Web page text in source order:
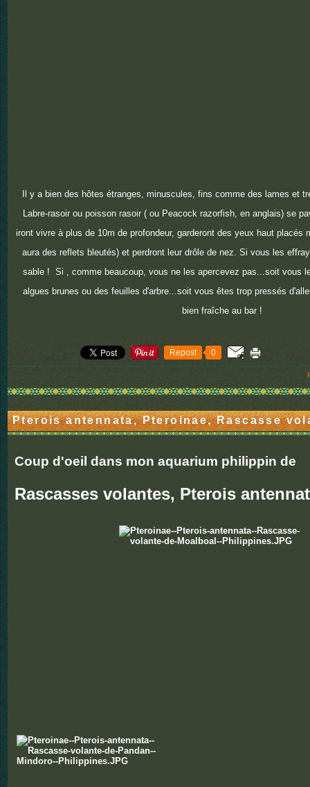
Il y a bien des hôtes étranges, minuscules, fins comme des lames et
Labre-rasoir ou poisson rasoir ( ou Peacock razorfish, en anglais) se
iront vivre à plus de 10m de profondeur, garderont des yeux haut placés
aura des reflets bleutés) et perdront leur drôle de nez. Si vous les
sable ! Si , comme beaucoup, vous ne les apercevez pas...soit vous
algues brunes ou des feuilles d'arbre...soit vous êtes trop pressés
bien fraîche au bar !
Repost 0
Pterois antennata, Pteroinae, Rascasse
Coup d'oeil dans mon aquarium philippin de
Rascasses volantes, Pterois